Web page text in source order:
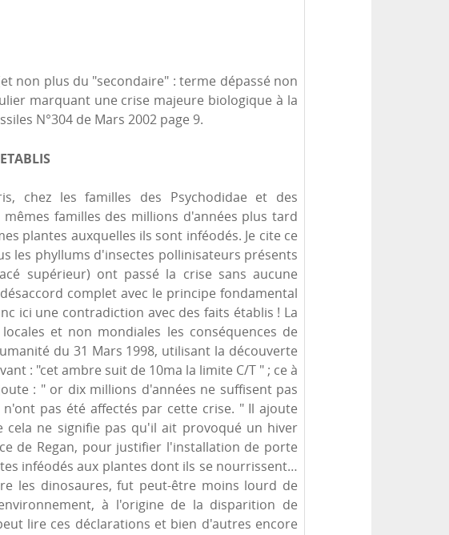
non plus du "secondaire" : terme dépassé non
marquant une crise majeure biologique à la
N°304 de Mars 2002 page 9.
chez les familles des Psychodidae et des
familles des millions d'années plus tard
plantes auxquelles ils sont inféodés. Je cite ce
les phyllums d'insectes pollinisateurs présents
supérieur) ont passé la crise sans aucune
complet avec le principe fondamental
ici une contradiction avec des faits établis ! La
et non mondiales les conséquences de
du 31 Mars 1998, utilisant la découverte
: "cet ambre suit de 10ma la limite C/T " ; ce à
: " or dix millions d'années ne suffisent pas
pas été affectés par cette crise. " Il ajoute
ne signifie pas qu'il ait provoqué un hiver
de Regan, pour justifier l'installation de porte
inféodés aux plantes dont ils se nourrissent…
les dinosaures, fut peut-être moins lourd de
à l'origine de la disparition de
lire ces déclarations et bien d'autres encore